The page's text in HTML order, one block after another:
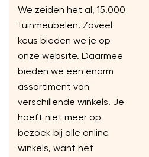
We zeiden het al, 15.000
tuinmeubelen. Zoveel
keus bieden we je op
onze website. Daarmee
bieden we een enorm
assortiment van
verschillende winkels. Je
hoeft niet meer op
bezoek bij alle online
winkels, want het